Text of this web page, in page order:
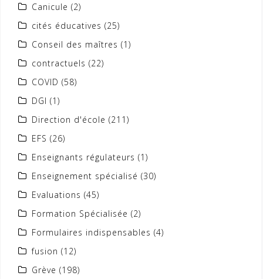
Canicule (2)
cités éducatives (25)
Conseil des maîtres (1)
contractuels (22)
COVID (58)
DGI (1)
Direction d'école (211)
EFS (26)
Enseignants régulateurs (1)
Enseignement spécialisé (30)
Evaluations (45)
Formation Spécialisée (2)
Formulaires indispensables (4)
fusion (12)
Grève (198)